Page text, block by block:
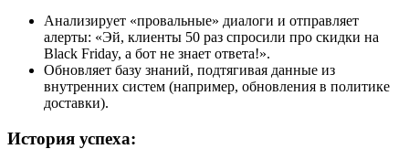
Анализирует «провальные» диалоги и отправляет
алерты: «Эй, клиенты 50 раз спросили про скидки на
Black Friday, а бот не знает ответа!».
Обновляет базу знаний, подтягивая данные из
внутренних систем (например, обновления в политике
доставки).
История успеха: